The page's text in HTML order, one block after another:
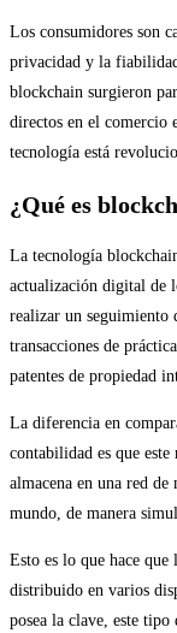
Los consumidores son
privacidad y la
blockchain surgieron
directos en el comercio
tecnología está
¿Qué es
La tecnología
actualización digital de
realizar un seguimiento
transacciones de
patentes de propiedad
La diferencia en
contabilidad es que
almacena en una red
mundo, de manera
Esto es lo que hace
distribuido en varios
posea la clave, este tipo